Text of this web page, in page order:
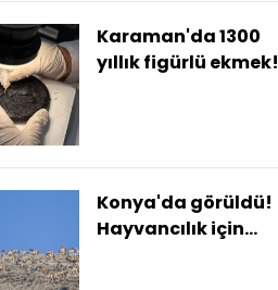
Karaman'da 1300
yıllık figürlü ekmek!
Konya'da görüldü!
Hayvancılık için